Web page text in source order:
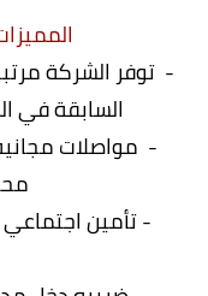
- توفر الشركة
السابقة في
- مواصلات
- تأمين